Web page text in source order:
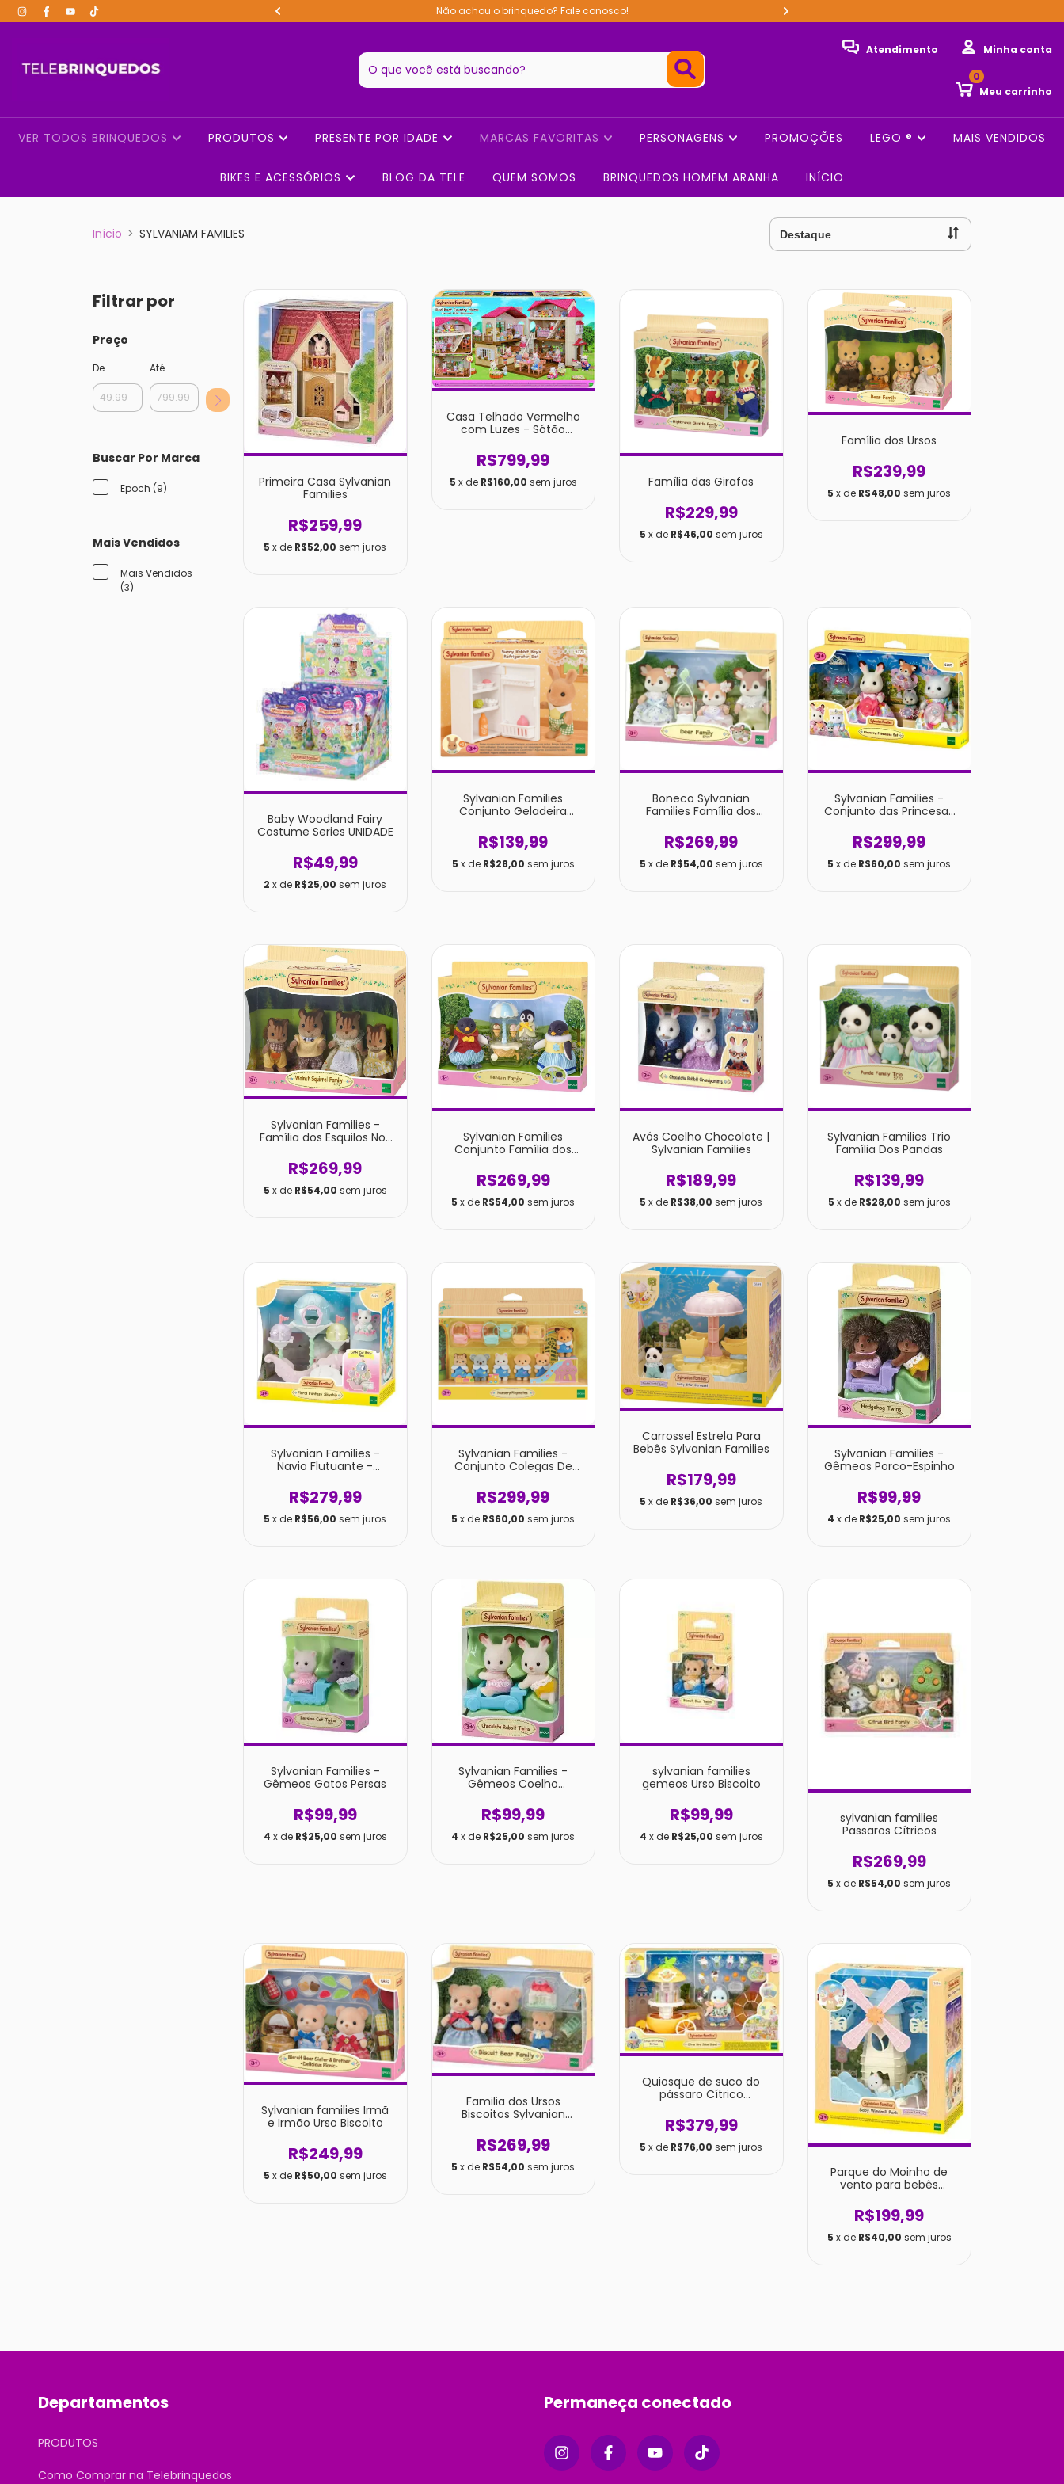
RS acima de R$199 Não achou o brinquedo? Fale conosco!
Atendimento Minha conta
Meu carrinho
0
VER TODOS BRINQUEDOS PRODUTOS PRESENTE POR IDADE MARCAS FAVORITAS PERSONAGENS PROMOÇÕES LEGO ®️ MAIS VENDIDOS
BIKES E ACESSÓRIOS BLOG DA TELE QUEM SOMOS BRINQUEDOS HOMEM ARANHA INÍCIO
Início > SYLVANIAM FAMILIES
Filtrar por
Preço
De Até
Buscar Por Marca
Epoch (9)
Mais Vendidos
Mais Vendidos
(3)
Primeira Casa Sylvanian
Families
R$259,99
5 x de R$52,00 sem juros
Casa Telhado Vermelho
com Luzes - Sótão
R$799,99
5 x de R$160,00 sem juros Família das Girafas
R$229,99
5 x de R$46,00 sem juros
Família dos Ursos
R$239,99
5 x de R$48,00 sem juros
Baby Woodland Fairy
Costume Series UNIDADE
R$49,99
2 x de R$25,00 sem juros
Sylvanian Families
Conjunto Geladeira
Sol 5778
R$139,99
5 x de R$28,00 sem juros
Boneco Sylvanian
Families Família dos
R$269,99
5 x de R$54,00 sem juros
Sylvanian Families -
Conjunto das Princesas
R$299,99
5 x de R$60,00 sem juros
Sylvanian Families -
Família dos Esquilos Noz
R$269,99
5 x de R$54,00 sem juros
Sylvanian Families
Conjunto Família dos
R$269,99
5 x de R$54,00 sem juros
Avós Coelho Chocolate |
Sylvanian Families
R$189,99
5 x de R$38,00 sem juros
Sylvanian Families Trio
Família Dos Pandas
R$139,99
5 x de R$28,00 sem juros
Sylvanian Families -
Navio Flutuante -
R$279,99
5 x de R$56,00 sem juros
Sylvanian Families -
Conjunto Colegas De
R$299,99
5 x de R$60,00 sem juros
Carrossel Estrela Para
Bebês Sylvanian Families
R$179,99
5 x de R$36,00 sem juros
Sylvanian Families -
Gêmeos Porco-Espinho
R$99,99
4 x de R$25,00 sem juros
Sylvanian Families -
Gêmeos Gatos Persas
R$99,99
4 x de R$25,00 sem juros
Sylvanian Families -
Gêmeos Coelho
R$99,99
4 x de R$25,00 sem juros
sylvanian families
gemeos Urso Biscoito
R$99,99
4 x de R$25,00 sem juros
sylvanian families
Passaros Cítricos
R$269,99
5 x de R$54,00 sem juros
Sylvanian families Irmã
e Irmão Urso Biscoito
R$249,99
5 x de R$50,00 sem juros
Familia dos Ursos
Biscoitos Sylvanian
R$269,99
5 x de R$54,00 sem juros
Quiosque de suco do
pássaro Cítrico
R$379,99
5 x de R$76,00 sem juros
Parque do Moinho de
vento para bebês
R$199,99
5 x de R$40,00 sem juros
Departamentos
PRODUTOS
Como Comprar na Telebrinquedos
Permaneça conectado